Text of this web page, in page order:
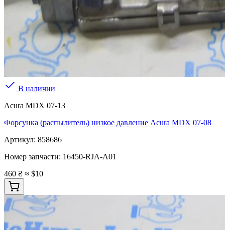
В наличии
Acura MDX 07-13
Форсунка (распылитель) низкое давление Acura MDX 07-08
Артикул: 858686
Номер запчасти: 16450-RJA-A01
460 ₴ ≈ $10